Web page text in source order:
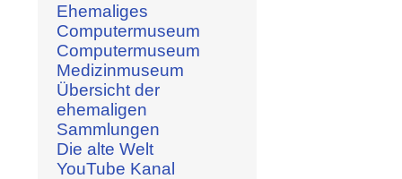
Ehemaliges
Computermuseum
Computermuseum
Medizinmuseum
Übersicht der
ehemaligen
Sammlungen
Die alte Welt
YouTube Kanal